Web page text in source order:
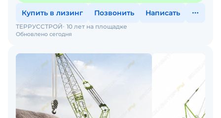
Купить в лизинг Позвонить Написать
Обновлено сегодня
ТЕРРУССТРОЙ 10 лет на площадке